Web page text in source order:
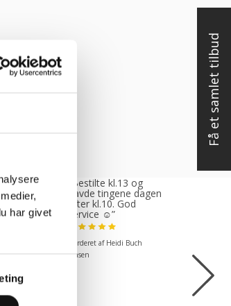
har givet
“Bestilte kl.13 og
havde tingene dagen
efter kl.10. God
service ☺”
Vurderet af Heidi Buch
Jensen
Få et samlet tilbud